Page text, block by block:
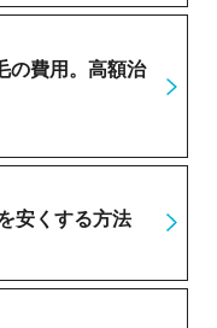
の費用。高額治
安くする方法